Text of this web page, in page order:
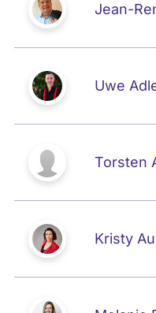
Jean-
Uwe
Torsten
Kristy